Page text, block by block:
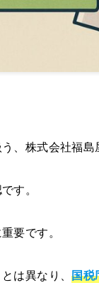
、株式会社福島
す。
要です。
は異なり、国税